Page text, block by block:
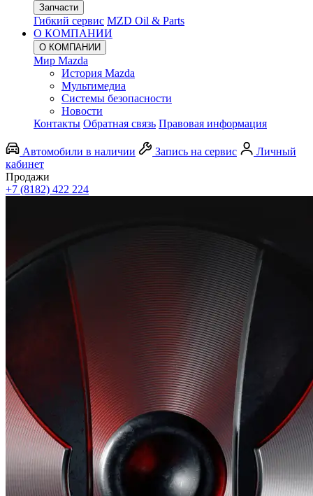
Запчасти
Гибкий сервис MZD Oil & Parts
О КОМПАНИИ
О КОМПАНИИ
Мир Mazda
История Mazda
Мультимедиа
Системы безопасности
Новости
Контакты Обратная связь Правовая информация
Автомобили в наличии Запись на сервис
Личный
кабинет
Продажи
+7 (8182) 422 224